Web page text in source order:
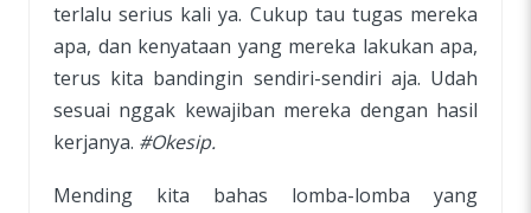
terlalu serius kali ya. Cukup tau tugas mereka
apa, dan kenyataan yang mereka lakukan apa,
terus kita bandingin sendiri-sendiri aja. Udah
sesuai nggak kewajiban mereka dengan hasil
kerjanya. #Okesip.
Mending kita bahas lomba-lomba yang